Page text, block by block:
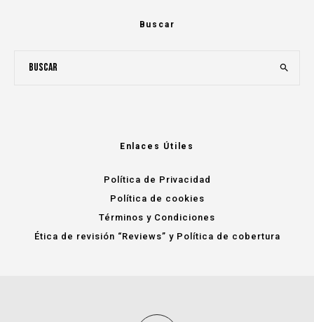
Buscar
Enlaces Útiles
Política de Privacidad
Política de cookies
Términos y Condiciones
Ética de revisión “Reviews” y Política de cobertura